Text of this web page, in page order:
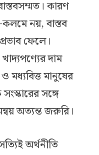
কারণ
নয়, বাস্তব
ফেলে।
দাম
মধ্যবিত্ত মানুষের
সঙ্গে
অত্যন্ত জরুরি।
অর্থনীতি